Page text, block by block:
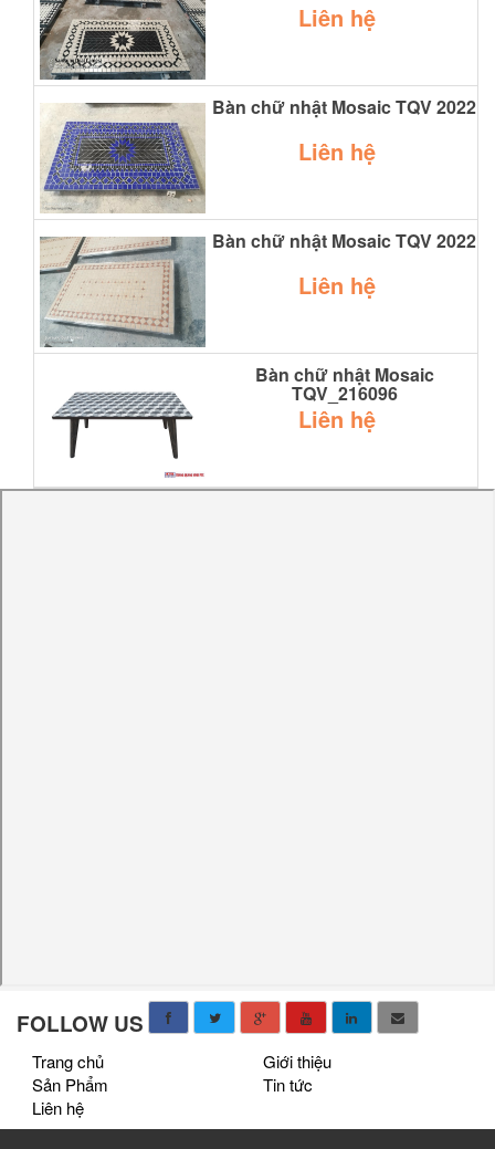
Liên hệ
Bàn chữ nhật Mosaic TQV 2022
Liên hệ
Bàn chữ nhật Mosaic TQV 2022
Liên hệ
Bàn chữ nhật Mosaic
TQV_216096
Liên hệ
FOLLOW US
Trang chủ
Giới thiệu
Sản Phẩm
Tin tức
Liên hệ